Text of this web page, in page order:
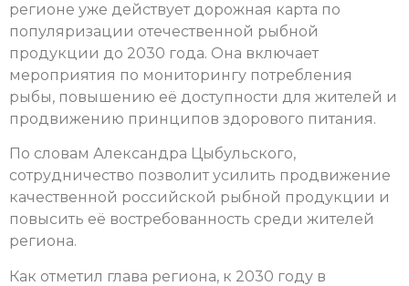
регионе уже действует дорожная карта по
популяризации отечественной рыбной
продукции до 2030 года. Она включает
мероприятия по мониторингу потребления
рыбы, повышению её доступности для жителей и
продвижению принципов здорового питания.
По словам Александра Цыбульского,
сотрудничество позволит усилить продвижение
качественной российской рыбной продукции и
повысить её востребованность среди жителей
региона.
Как отметил глава региона, к 2030 году в